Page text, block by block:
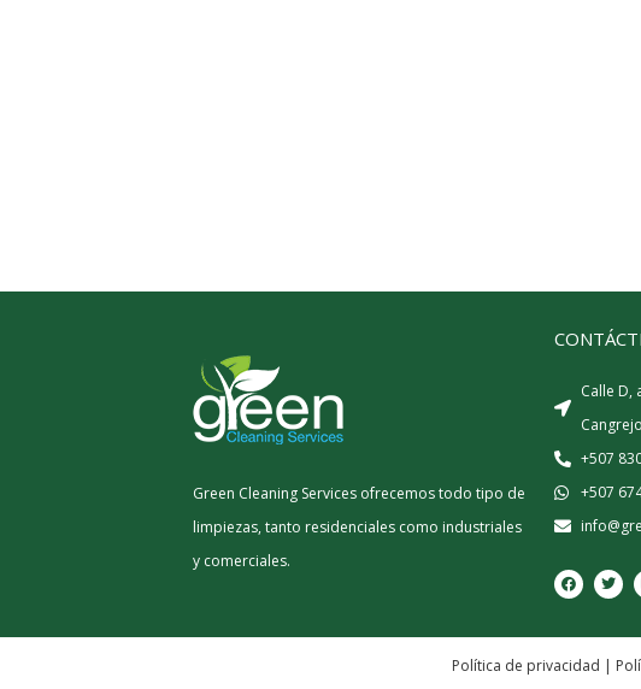
Green Cleaning Services ofrecemos todo tipo de
limpiezas, tanto residenciales como industriales
y comerciales.
Calle D,
+507
+507
F
a
c
o
k
T
w
i
r
Política de privacidad |